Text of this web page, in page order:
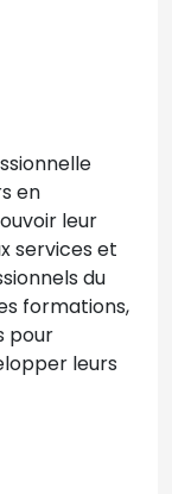
en
leur
services et
du
formations,
pour
leurs